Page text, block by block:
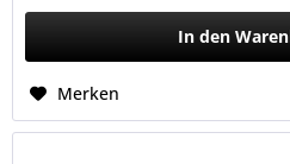
In den
Merken